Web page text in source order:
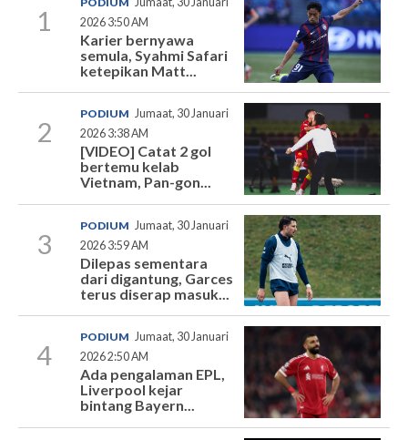
1
2026 3:50 AM
Karier bernyawa
semula, Syahmi Safari
ketepikan Matt...
2
PODIUM Jumaat, 30 Januari
2026 3:38 AM
[VIDEO] Catat 2 gol
bertemu kelab
Vietnam, Pan-gon...
3
PODIUM Jumaat, 30 Januari
2026 3:59 AM
Dilepas sementara
dari digantung, Garces
terus diserap masuk...
4
PODIUM Jumaat, 30 Januari
2026 2:50 AM
Ada pengalaman EPL,
Liverpool kejar
bintang Bayern...